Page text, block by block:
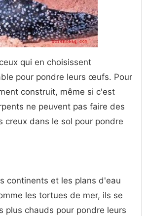
qui en choisissent
pour pondre leurs œufs. Pour
construit, même si c'est
ne peuvent pas faire des
creux dans le sol pour pondre
continents et les plans d'eau
les tortues de mer, ils se
plus chauds pour pondre leurs